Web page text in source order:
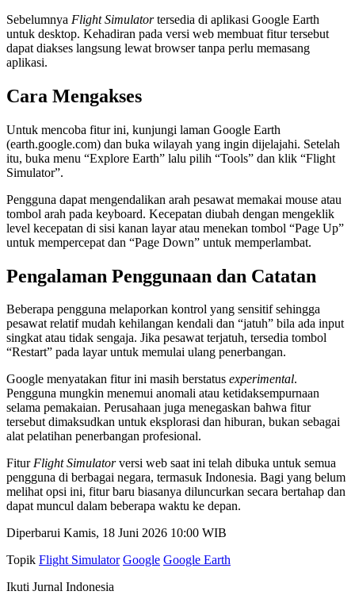
Sebelumnya Flight Simulatortersedia di aplikasi Google Earth
untuk desktop. Kehadiran pada versi web membuat fitur tersebut
dapat diakses langsung lewat browser tanpa perlu memasang
aplikasi.
Cara Mengakses
Untuk mencoba fitur ini, kunjungi laman Google Earth
(earth.google.com) dan buka wilayah yang ingin dijelajahi. Setelah
itu, buka menu “Explore Earth” lalu pilih “Tools” dan klik “Flight
Simulator”.
Pengguna dapat mengendalikan arah pesawat memakai mouse atau
tombol arah pada keyboard. Kecepatan diubah dengan mengeklik
level kecepatan di sisi kanan layar atau menekan tombol “Page Up”
untuk mempercepat dan “Page Down” untuk memperlambat.
Pengalaman Penggunaan dan Catatan
Beberapa pengguna melaporkan kontrol yang sensitif sehingga
pesawat relatif mudah kehilangan kendali dan “jatuh” bila ada input
singkat atau tidak sengaja. Jika pesawat terjatuh, tersedia tombol
“Restart” pada layar untuk memulai ulang penerbangan.
Google menyatakan fitur ini masih berstatus experimental.
Pengguna mungkin menemui anomali atau ketidaksempurnaan
selama pemakaian. Perusahaan juga menegaskan bahwa fitur
tersebut dimaksudkan untuk eksplorasi dan hiburan, bukan sebagai
alat pelatihan penerbangan profesional.
FiturFlight Simulatorversi web saat ini telah dibuka untuk semua
pengguna di berbagai negara, termasuk Indonesia. Bagi yang belum
melihat opsi ini, fitur baru biasanya diluncurkan secara bertahap dan
dapat muncul dalam beberapa waktu ke depan.
Diperbarui Kamis, 18 Juni 2026 10:00 WIB
Topik Flight Simulator Google Google Earth
Ikuti Jurnal Indonesia